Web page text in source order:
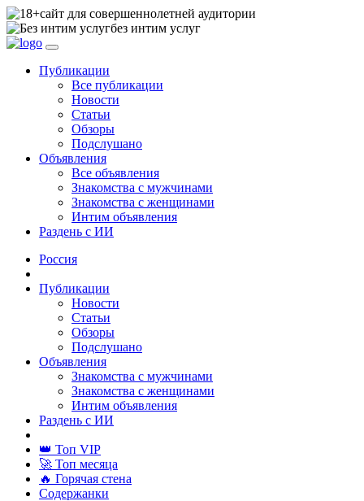
сайт для совершеннолетней аудитории
без интим услуг
Публикации
Все публикации
Новости
Статьи
Обзоры
Подслушано
Объявления
Все объявления
Знакомства с мужчинами
Знакомства с женщинами
Интим объявления
Раздень с ИИ
Россия
Публикации
Новости
Статьи
Обзоры
Подслушано
Объявления
Знакомства с мужчинами
Знакомства с женщинами
Интим объявления
Раздень с ИИ
👑 Топ VIP
🚀 Топ месяца
🔥 Горячая стена
Содержанки